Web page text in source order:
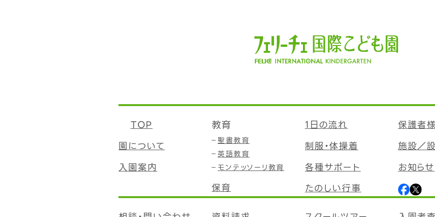
TOP
園について
入園案内
教育
聖書教育
英語教育
モンテッソーリ教育
保育
1日の流れ
制服・体操着
各種サポート
たのしい行事
保護者
施設／
お知らせ